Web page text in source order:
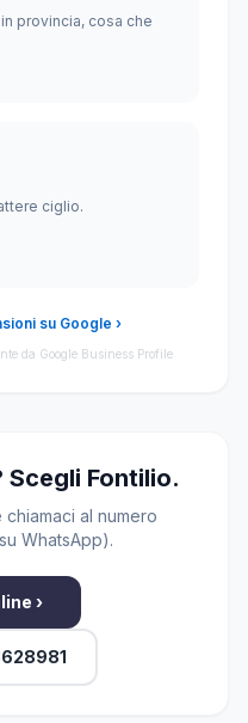
provincia, cosa che
ciglio.
su Google ›
da Google Business Profile
Fontilio.
al numero
WhatsApp).
›